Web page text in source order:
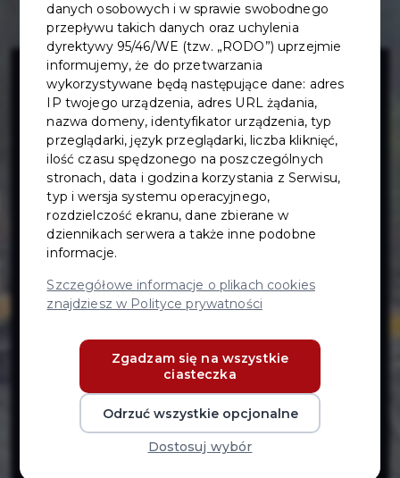
Wzmocnienie
odporności
regionu na
zagrożenia
powodziowe i
susze poprzez
budowę
kanalizacji
danych osobowych i w sprawie swobodnego
przepływu takich danych oraz uchylenia
dyrektywy 95/46/WE (tzw. „RODO”) uprzejmie
informujemy, że do przetwarzania
wykorzystywane będą następujące dane: adres
IP twojego urządzenia, adres URL żądania,
nazwa domeny, identyfikator urządzenia, typ
przeglądarki, język przeglądarki, liczba kliknięć,
ilość czasu spędzonego na poszczególnych
stronach, data i godzina korzystania z Serwisu,
typ i wersja systemu operacyjnego,
rozdzielczość ekranu, dane zbierane w
dziennikach serwera a także inne podobne
informacje.
Szczegółowe informacje o plikach cookies
znajdziesz w Polityce prywatności
Zgadzam się na wszystkie
ciasteczka
Odrzuć wszystkie opcjonalne
Dostosuj wybór